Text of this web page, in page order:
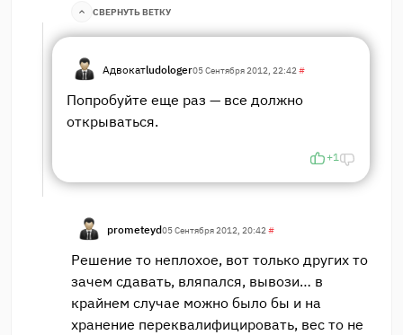
СВЕРНУТЬ ВЕТКУ
Адвокатludologer05 Сентября 2012, 22:42#
Попробуйте еще раз — все должно
открываться.
+1
prometeyd05 Сентября 2012, 20:42#
Решение то неплохое, вот только других то
зачем сдавать, вляпался, вывози… в
крайнем случае можно было бы и на
хранение переквалифицировать, вес то не